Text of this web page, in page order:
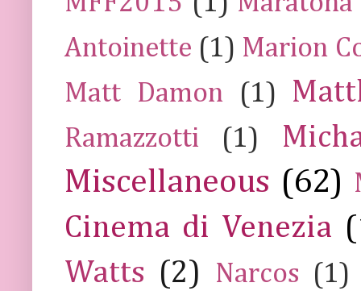
Antoinette (1) Marion
Matt Damon
(1)
Ramazzotti (1)
Miscellaneous (62)
Cinema di Venezia
Watts (2) Narcos (1)